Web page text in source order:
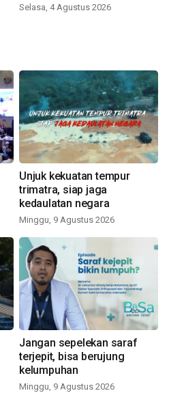
Selasa, 4 Agustus 2026
Unjuk kekuatan tempur
trimatra, siap jaga
kedaulatan negara
Minggu, 9 Agustus 2026
Jangan sepelekan saraf
terjepit, bisa berujung
kelumpuhan
Minggu, 9 Agustus 2026